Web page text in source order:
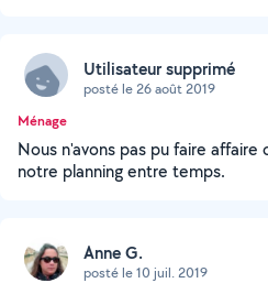
Utilisateur supprimé
posté le 26 août 2019
Ménage
Nous n'avons pas pu faire affaire
notre planning entre temps.
Anne G.
posté le 10 juil. 2019